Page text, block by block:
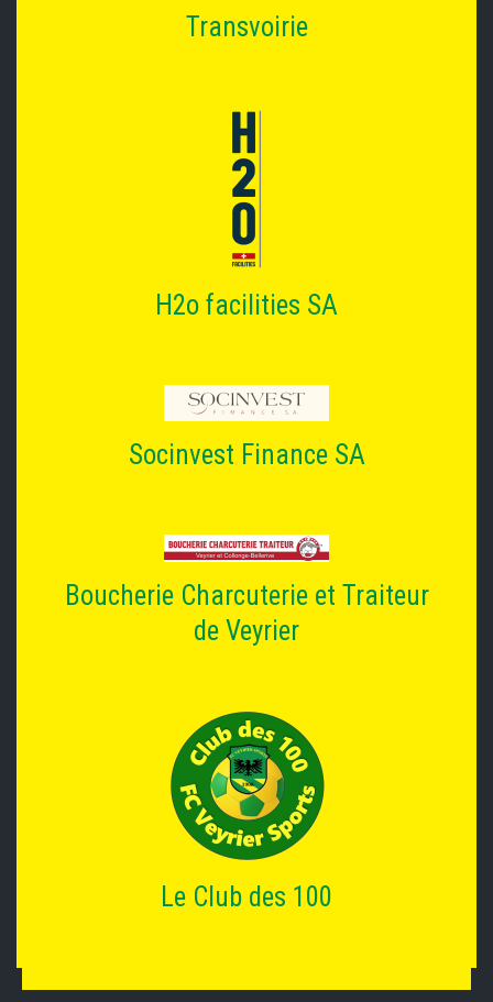
Transvoirie
H2o facilities SA
Socinvest Finance SA
Boucherie Charcuterie et Traiteur
de Veyrier
Le Club des 100